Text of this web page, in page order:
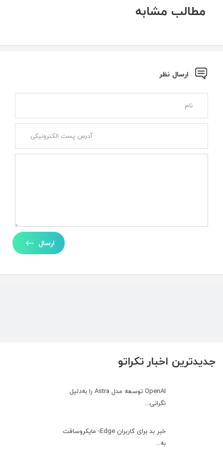
جدیدترین اخبار تکراتو
OpenAI توسعه مدل Astra را به‌دلیل
نگرانی...
خبر بد برای کاربران Edge؛ مایکروسافت
به‌...
مطالب مشابه
ارسال نظر
ارسال